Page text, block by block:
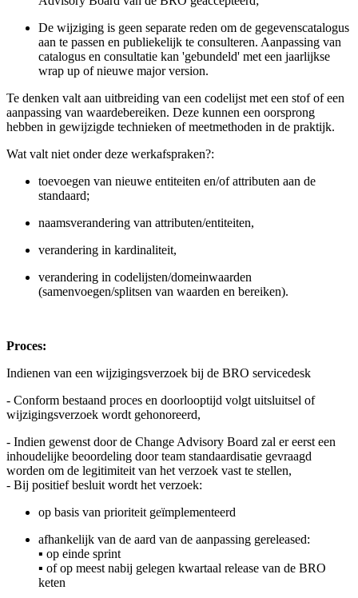
De wijziging is geen separate reden om de gegevenscatalogus
aan te passen en publiekelijk te consulteren. Aanpassing van
catalogus en consultatie kan 'gebundeld' met een jaarlijkse
wrap up of nieuwe major version.
Te denken valt aan uitbreiding van een codelijst met een stof of een
aanpassing van waardebereiken. Deze kunnen een oorsprong
hebben in gewijzigde technieken of meetmethoden in de praktijk.
Wat valt niet onder deze werkafspraken?:
toevoegen van nieuwe entiteiten en/of attributen aan de
standaard;
naamsverandering van attributen/entiteiten,
verandering in kardinaliteit,
verandering in codelijsten/domeinwaarden
(samenvoegen/splitsen van waarden en bereiken).
Proces:
Indienen van een wijzigingsverzoek bij de BRO servicedesk
- Conform bestaand proces en doorlooptijd volgt uitsluitsel of
wijzigingsverzoek wordt gehonoreerd,
- Indien gewenst door de Change Advisory Board zal er eerst een
inhoudelijke beoordeling door team standaardisatie gevraagd
worden om de legitimiteit van het verzoek vast te stellen,
- Bij positief besluit wordt het verzoek:
op basis van prioriteit geïmplementeerd
afhankelijk van de aard van de aanpassing gereleased:
▪ op einde sprint
▪ of op meest nabij gelegen kwartaal release van de BRO
keten